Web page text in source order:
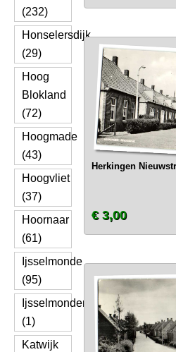
(232)
Honselersdijk
(29)
Hoog
Blokland
(72)
Hoogmade
(43)
Hoogvliet
(37)
Hoornaar
(61)
Ijsselmonde
(95)
Ijsselmonden
(1)
Katwijk
Herkingen
€ 3,00